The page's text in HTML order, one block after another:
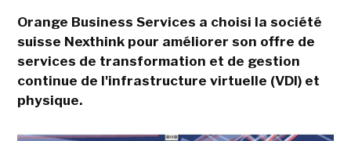
Orange Business Services a choisi la société
suisse Nexthink pour améliorer son offre de
services de transformation et de gestion
continue de l'infrastructure virtuelle (VDI) et
physique.